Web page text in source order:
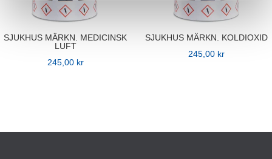
SJUKHUS MÄRKN. MEDICINSK
LUFT
245,00 kr
SJUKHUS MÄRKN. KOLDIOXID
245,00 kr